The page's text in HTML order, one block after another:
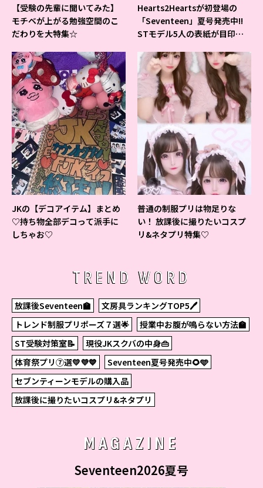
【受験の先輩に聞いてみた】
モチベが上がる勉強空間のこ
だわりを大特集☆
Hearts2Heartsが初登場の
「Seventeen」夏号発売中!!
STモデル5人の表紙が目印だ
JKの【デコアイテム】まとめ
♡持ち物全部デコって派手に
しちゃお♡
普通の制服プリは物足りな
い！ 放課後に撮りたいコスプ
リ&ネタプリ特集♡
TREND WORD
放課後Seventeen🏫
文房具ランキングTOP5🖊
トレンド制服プリポーズ７選🌟
授業中お腹が鳴らない方法🏫
ST受験対策室📝
現役JKスクバの中身👜
体育祭プリ⑦選💛💜💙
Seventeen夏号発売中🌻🩵
セブンティーンモデルの購入品
放課後に撮りたいコスプリ&ネタプリ
MAGAZINE
Seventeen2026夏号